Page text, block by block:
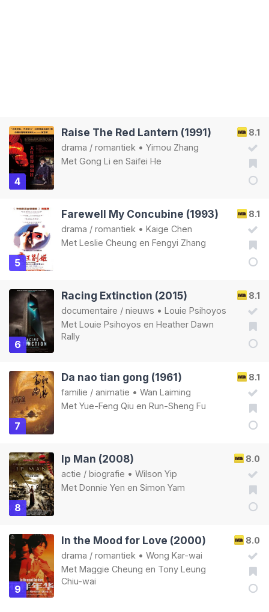
4
8.1
Raise The Red Lantern (1991)
drama / romantiek • Yimou Zhang
Met Gong Li en Saifei He
5
8.1
Farewell My Concubine (1993)
drama / romantiek • Kaige Chen
Met Leslie Cheung en Fengyi Zhang
6
8.1
Racing Extinction (2015)
documentaire / nieuws • Louie Psihoyos
Met Louie Psihoyos en Heather Dawn
Rally
7
8.1
Da nao tian gong (1961)
familie / animatie • Wan Laiming
Met Yue-Feng Qiu en Run-Sheng Fu
8
8.0
Ip Man (2008)
actie / biografie • Wilson Yip
Met Donnie Yen en Simon Yam
9
8.0
In the Mood for Love (2000)
drama / romantiek • Wong Kar-wai
Met Maggie Cheung en Tony Leung
Chiu-wai